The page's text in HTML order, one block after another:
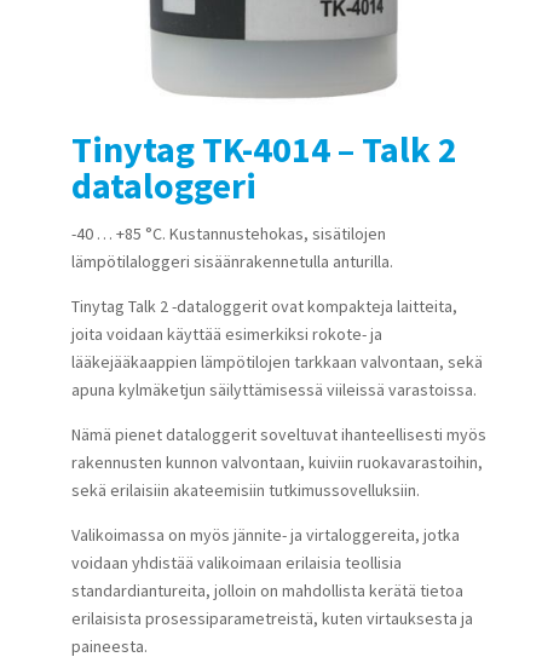
Tinytag TK-4014 – Talk 2
dataloggeri
-40 … +85 °C. Kustannustehokas, sisätilojen
lämpötilaloggeri sisäänrakennetulla anturilla.
Tinytag Talk 2 -dataloggerit ovat kompakteja laitteita,
joita voidaan käyttää esimerkiksi rokote- ja
lääkejääkaappien lämpötilojen tarkkaan valvontaan, sekä
apuna kylmäketjun säilyttämisessä viileissä varastoissa.
Nämä pienet dataloggerit soveltuvat ihanteellisesti myös
rakennusten kunnon valvontaan, kuiviin ruokavarastoihin,
sekä erilaisiin akateemisiin tutkimussovelluksiin.
Valikoimassa on myös jännite- ja virtaloggereita, jotka
voidaan yhdistää valikoimaan erilaisia teollisia
standardiantureita, jolloin on mahdollista kerätä tietoa
erilaisista prosessiparametreistä, kuten virtauksesta ja
paineesta.